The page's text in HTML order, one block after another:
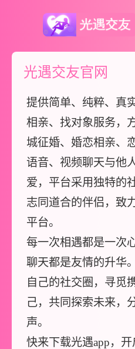
光遇交友官网
提供简单、纯粹、真
相亲、找对象服务，
城征婚、婚恋相亲、
语音、视频聊天与他
爱，平台采用独特的
志同道合的伴侣，致
平台。
每一次相遇都是一次
聊天都是友情的升华
自己的社交圈，寻觅
己，共同探索未来，
声。
快来下载光遇app，